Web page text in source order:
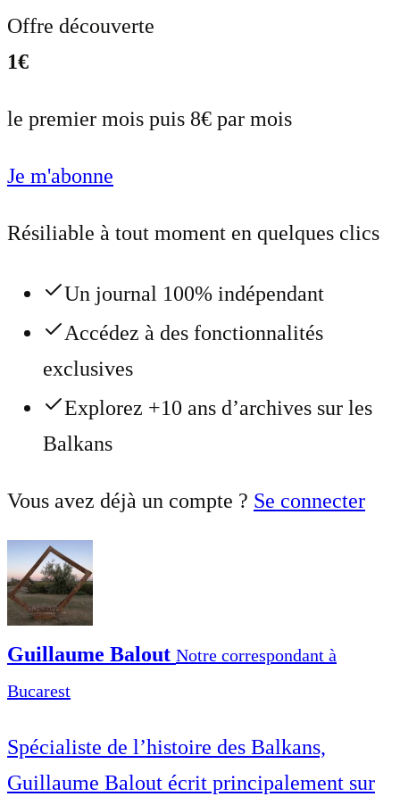
Offre découverte
1€
le premier mois puis 8€ par mois
Je m'abonne
Résiliable à tout moment en quelques clics
Un journal 100% indépendant
Accédez à des fonctionnalités
exclusives
Explorez +10 ans d’archives sur les
Balkans
Vous avez déjà un compte ? Se connecter
Guillaume Balout Notre correspondant à
Bucarest
Spécialiste de l’histoire des Balkans,
Guillaume Balout écrit principalement sur